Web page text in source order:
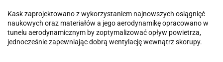
Kask zaprojektowano z wykorzystaniem najnowszych osiągnięć
naukowych oraz materiałów a jego aerodynamikę opracowano w
tunelu aerodynamicznym by zoptymalizować opływ powietrza,
jednocześnie zapewniając dobrą wentylację wewnątrz skorupy.